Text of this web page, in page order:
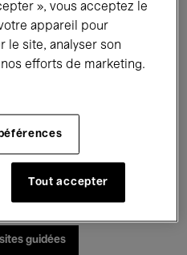
Performances
Jazz
guidées
», vous acceptez le
appareil pour
le site, analyser son
efforts de marketing.
Tout accepter